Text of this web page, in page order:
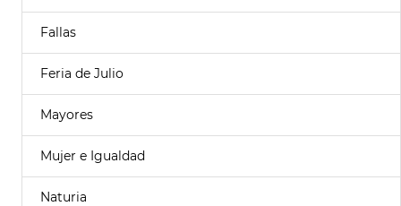
Fallas
Feria de Julio
Mayores
Mujer e Igualdad
Naturia